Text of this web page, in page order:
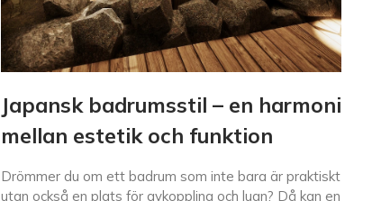
Japansk badrumsstil – en harmoni
mellan estetik och funktion
Drömmer du om ett badrum som inte bara är praktiskt
utan också en plats för avkoppling och lugn? Då kan en